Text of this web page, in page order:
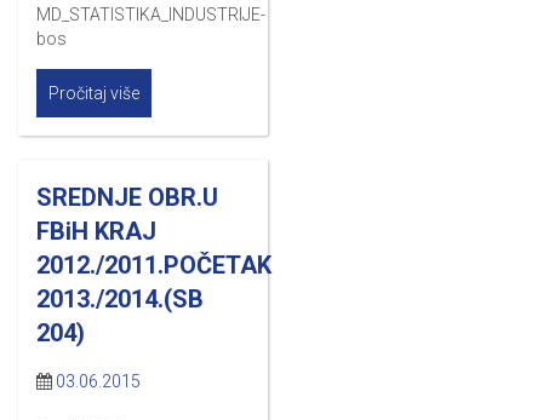
MD_STATISTIKA_INDUSTRIJE-
bos
Pročitaj više
SREDNJE OBR.U
FBiH KRAJ
2012./2011.POČETAK
2013./2014.(SB
204)
03.06.2015